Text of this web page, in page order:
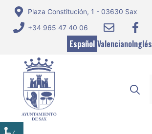
Saltar
contenido
Plaza Constitución, 1 - 03630 Sax
+34 965 47 40 06
Español ValencianoInglés